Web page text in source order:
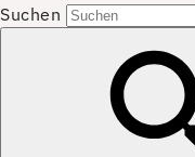
Suchen